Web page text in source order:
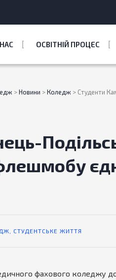
ОСВІТНІЙ ПРОЦЕС
>Новини >Коледж > Студенти
СТУДЕНТСЬКЕ ЖИТТЯ
фахового коледжу